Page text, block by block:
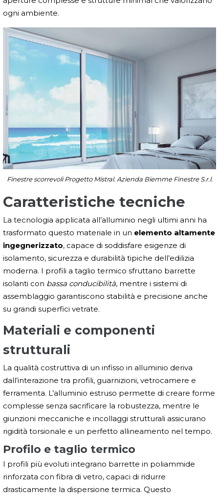
ogni ambiente.
Finestre scorrevoli Progetto Mistral. Azienda Biemme Finestre S.r.l.
Caratteristiche tecniche
La tecnologia applicata all’alluminio negli ultimi anni ha
trasformato questo materiale in un elemento altamente
ingegnerizzato, capace di soddisfare esigenze di
isolamento, sicurezza e durabilità tipiche dell’edilizia
moderna. I profili a taglio termico sfruttano barrette
isolanti con bassa conducibilità, mentre i sistemi di
assemblaggio garantiscono stabilità e precisione anche
su grandi superfici vetrate.
Materiali e componenti
strutturali
La qualità costruttiva di un infisso in alluminio deriva
dall’interazione tra profili, guarnizioni, vetrocamere e
ferramenta. L’alluminio estruso permette di creare forme
complesse senza sacrificare la robustezza, mentre le
giunzioni meccaniche e incollaggi strutturali assicurano
rigidità torsionale e un perfetto allineamento nel tempo.
Profilo e taglio termico
I profili più evoluti integrano barrette in poliammide
rinforzata con fibra di vetro, capaci di ridurre
drasticamente la dispersione termica. Questo